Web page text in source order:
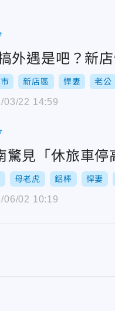
外遇是吧？新
新店區 悍妻 老公
03/22 14:59
驚見「休旅車
母老虎 鋁棒 悍妻
06/02 10:19